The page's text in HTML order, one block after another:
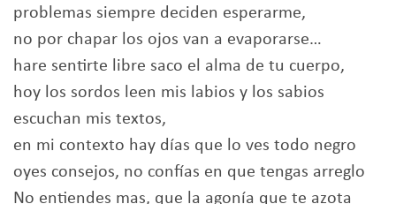
problemas siempre deciden esperarme,
no por chapar los ojos van a evaporarse…
hare sentirte libre saco el alma de tu cuerpo,
hoy los sordos leen mis labios y los sabios
escuchan mis textos,
en mi contexto hay días que lo ves todo negro
oyes consejos, no confías en que tengas arreglo
No entiendes mas, que la agonía que te azota